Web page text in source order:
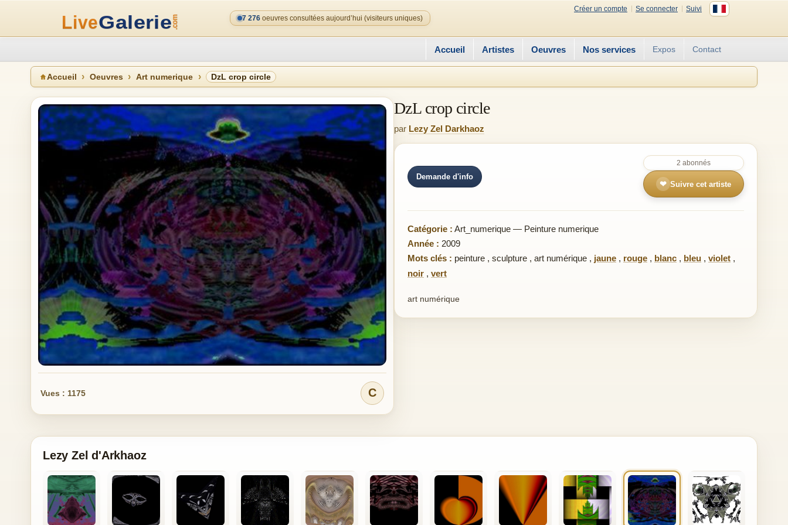
Créer un compte Se connecter
Suivi
7 276 oeuvres consultées aujourd’hui (visiteurs uniques)
Accueil Artistes Oeuvres Nos services Expos Contact
Accueil Oeuvres Art numerique DzL crop circle
Vues : 1175 C
DzL crop circle
par Lezy Zel Darkhaoz
Demande d'info
2 abonnés
❤ Suivre cet artiste
Catégorie : Art_numerique — Peinture numerique
Année : 2009
Mots clés : peinture , sculpture , art numérique , jaune , rouge , blanc , bleu , violet ,
noir , vert
art numérique
Lezy Zel d'Arkhaoz